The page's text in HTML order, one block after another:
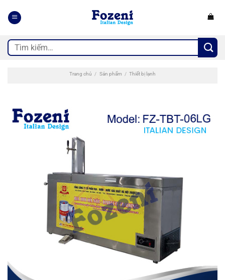
qua
Tìm
kiếm:
Trang chủ / Sản phẩm / Thiết bị lạnh